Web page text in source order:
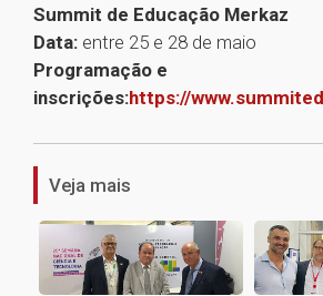
Summit de Educação Merkaz
Data: entre 25 e 28 de maio
Programação e
inscrições:https:// 1
Veja mais